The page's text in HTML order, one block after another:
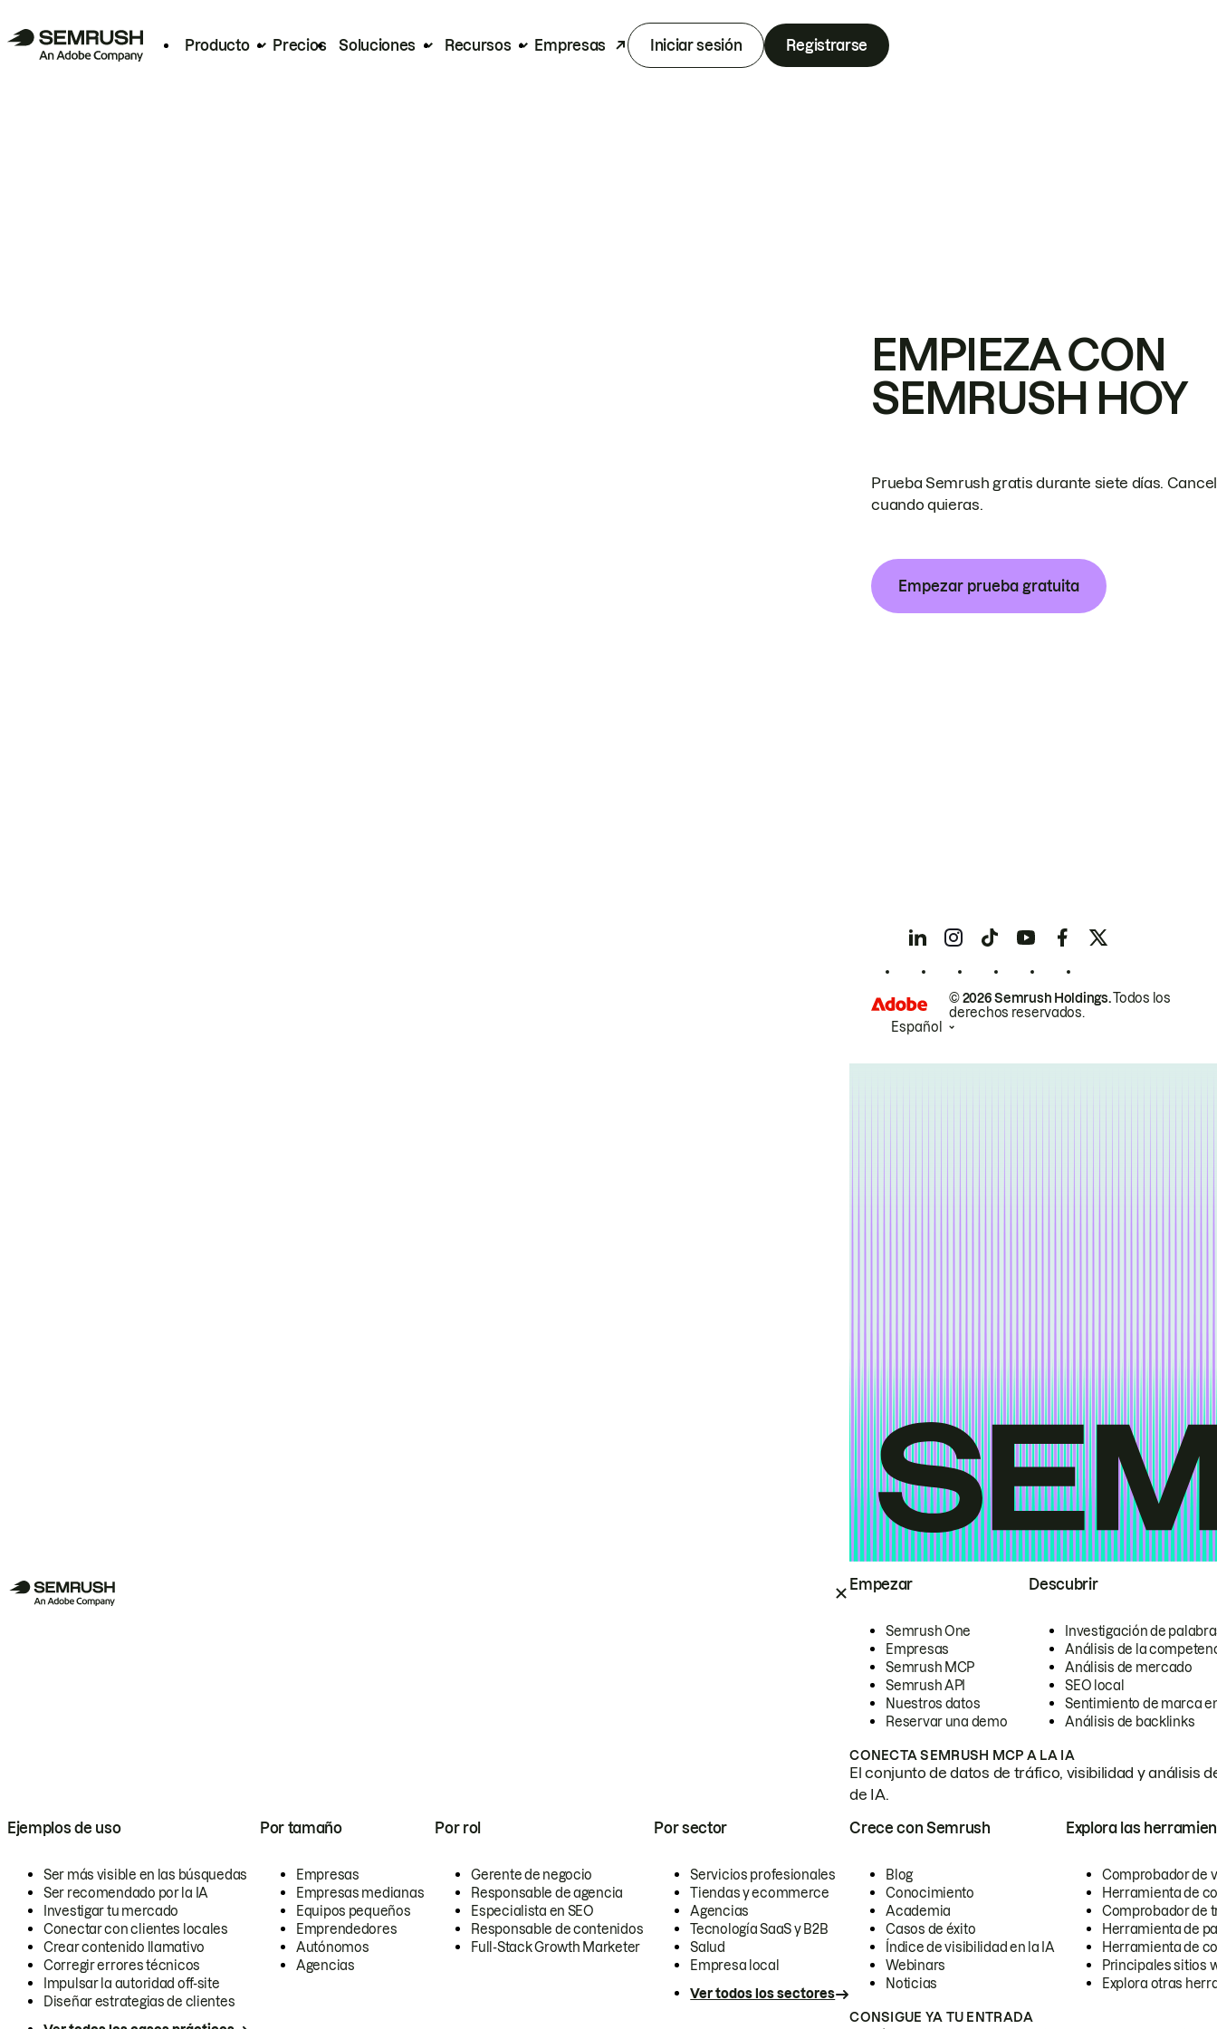
Producto Precios Soluciones Recursos Empresas Iniciar sesión Registrarse
Empezar
Semrush One
Empresas
Semrush MCP
Semrush API
Nuestros datos
Reservar una demo
Descubrir
Investigación de
Análisis de la
Análisis de mercado
SEO local
Sentimiento de marca
Análisis de backlinks
CONECTA SEMRUSH MCP A LA IA
El conjunto de datos de tráfico, visibilidad y análisis
de IA.
Ejemplos de uso
Ser más visible en las búsquedas
Ser recomendado por la IA
Investigar tu mercado
Conectar con clientes locales
Crear contenido llamativo
Corregir errores técnicos
Impulsar la autoridad off-site
Diseñar estrategias de clientes
Por tamaño
Empresas
Empresas medianas
Equipos pequeños
Emprendedores
Autónomos
Agencias
Por rol
Gerente de negocio
Responsable de agencia
Especialista en SEO
Responsable de contenidos
Full-Stack Growth Marketer
Por sector
Servicios profesionales
Tiendas y ecommerce
Agencias
Tecnología SaaS y B2B
Salud
Empresa local
Ver todos los sectores
Crece con Semrush
Blog
Conocimiento
Academia
Casos de éxito
Índice de visibilidad en la IA
Webinars
Noticias
Explora las
Comprobador de
Herramienta de
Comprobador de
Herramienta de
Herramienta de
Principales sitios
Explora otras
CONSIGUE YA TU ENTRADA
EMPIEZA CON
SEMRUSH HOY
Prueba Semrush gratis durante siete días.
cuando quieras.
Empezar prueba gratuita
© 2026 Semrush Holdings.Todos los
derechos reservados.
Español